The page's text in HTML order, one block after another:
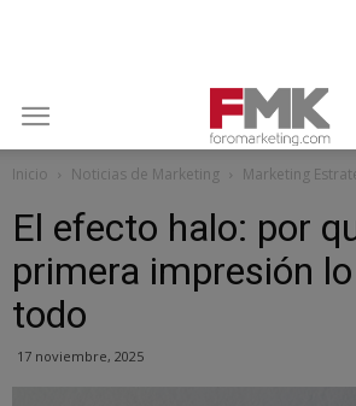
Inicio Noticias de Marketing Marketing
El efecto halo: por
primera impresión
todo
17 noviembre, 2025